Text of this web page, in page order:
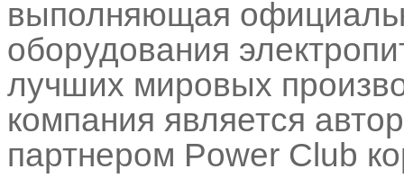
выполняющая
оборудования
лучших мировых
компания является
партнером Power Club